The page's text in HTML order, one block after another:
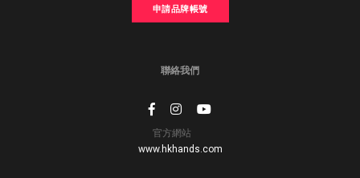
申請品牌帳號
聯絡我們
官方網站
www.hkhands.com